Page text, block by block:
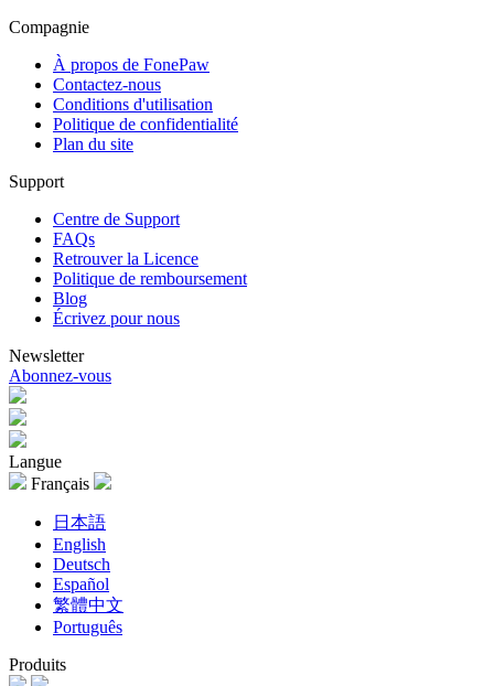
Compagnie
À propos de FonePaw
Contactez-nous
Conditions d'utilisation
Politique de confidentialité
Plan du site
Support
Centre de Support
FAQs
Retrouver la Licence
Politique de remboursement
Blog
Écrivez pour nous
Newsletter
Abonnez-vous
Langue
Français
日本語
English
Deutsch
Español
繁體中文
Português
Produits